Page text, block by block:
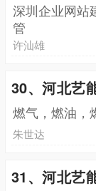
深圳企业网站
管
许汕雄
30、河北艺
燃气，燃油，
朱世达
31、河北艺